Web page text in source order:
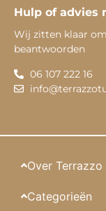
Hulp of advies
Wij zitten klaar
beantwoorden
06 107 222 16
Over Terrazzo
Categorieën